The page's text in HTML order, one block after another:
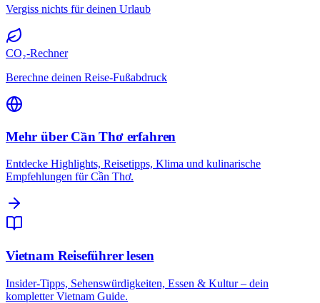
Vergiss nichts für deinen Urlaub
CO₂-Rechner
Berechne deinen Reise-Fußabdruck
Mehr über Cần Thơ erfahren
Entdecke Highlights, Reisetipps, Klima und kulinarische
Empfehlungen für Cần Thơ.
Vietnam Reiseführer lesen
Insider-Tipps, Sehenswürdigkeiten, Essen & Kultur – dein
kompletter Vietnam Guide.